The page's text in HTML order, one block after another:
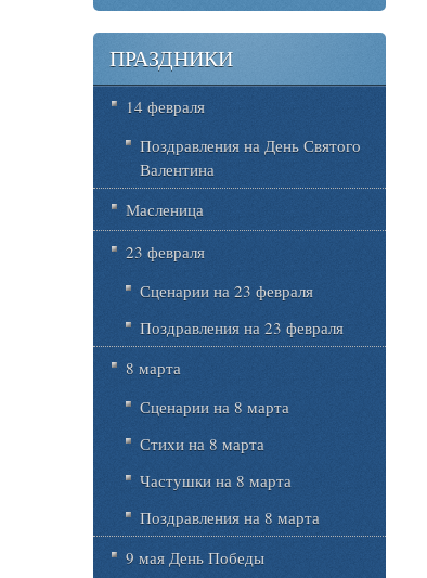
ПРАЗДНИКИ
14 февраля
Поздравления на День Святого
Валентина
Масленица
23 февраля
Сценарии на 23 февраля
Поздравления на 23 февраля
8 марта
Сценарии на 8 марта
Стихи на 8 марта
Частушки на 8 марта
Поздравления на 8 марта
9 мая День Победы